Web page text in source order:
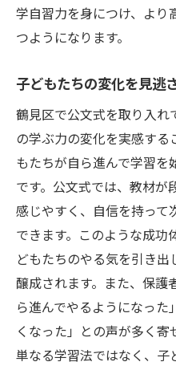
学自習力を身につけ、よ
つようになります。
子どもたちの変化を見逃
鶴見区で公文式を取り入れ
の学ぶ力の変化を実感す
もたちが自ら進んで学習
です。公文式では、教材が
感じやすく、自信を持って
できます。このような成功
どもたちのやる気を引き
醸成されます。また、保護
ら進んでやるようになっ
くなった」との声が多く寄
単なる学習法ではなく、